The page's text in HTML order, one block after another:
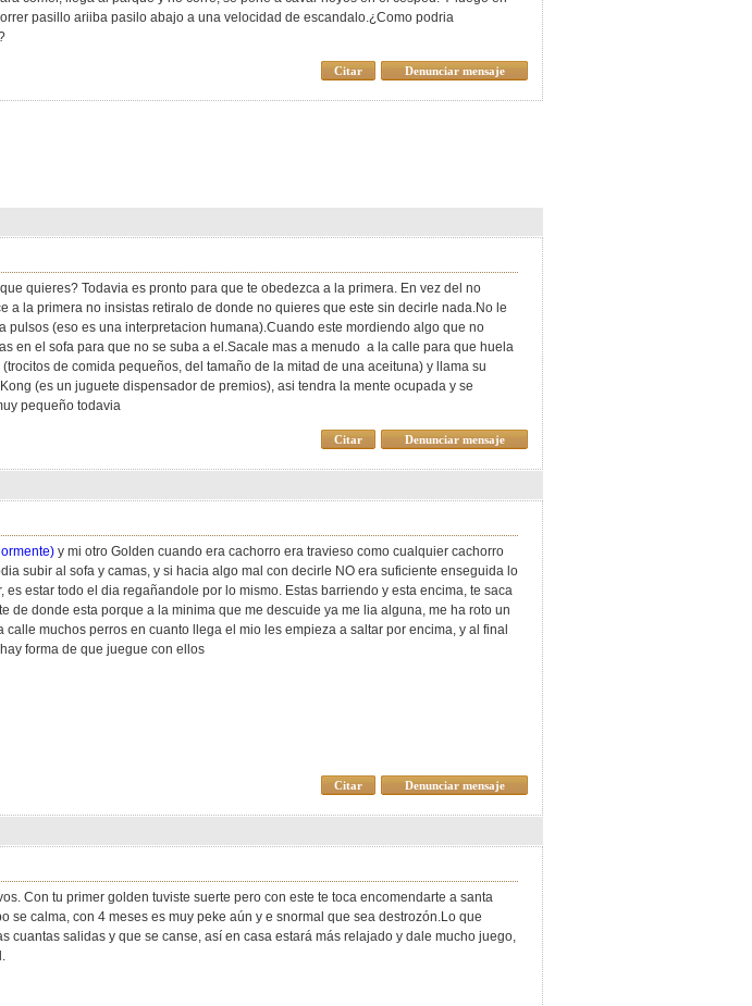
pasillo ariiba pasilo abajo a una velocidad de escandalo.¿Como podria
Denunciar mensaje
Citar
quieres? Todavia es pronto para que te obedezca a la primera. En vez del no
a la primera no insistas retiralo de donde no quieres que este sin decirle nada.No le
pulsos (eso es una interpretacion humana).Cuando este mordiendo algo que no
en el sofa para que no se suba a el.Sacale mas a menudo a la calle para que huela
de comida pequeños, del tamaño de la mitad de una aceituna) y llama su
(es un juguete dispensador de premios), asi tendra la mente ocupada y se
pequeño todavia
Denunciar mensaje
Citar
y mi otro Golden cuando era cachorro era travieso como cualquier cachorro
subir al sofa y camas, y si hacia algo mal con decirle NO era suficiente enseguida lo
estar todo el dia regañandole por lo mismo. Estas barriendo y esta encima, te saca
de donde esta porque a la minima que me descuide ya me lia alguna, me ha roto un
muchos perros en cuanto llega el mio les empieza a saltar por encima, y al final
forma de que juegue con ellos
Denunciar mensaje
Citar
Con tu primer golden tuviste suerte pero con este te toca encomendarte a santa
se calma, con 4 meses es muy peke aún y e snormal que sea destrozón.Lo que
cuantas salidas y que se canse, así en casa estará más relajado y dale mucho juego,